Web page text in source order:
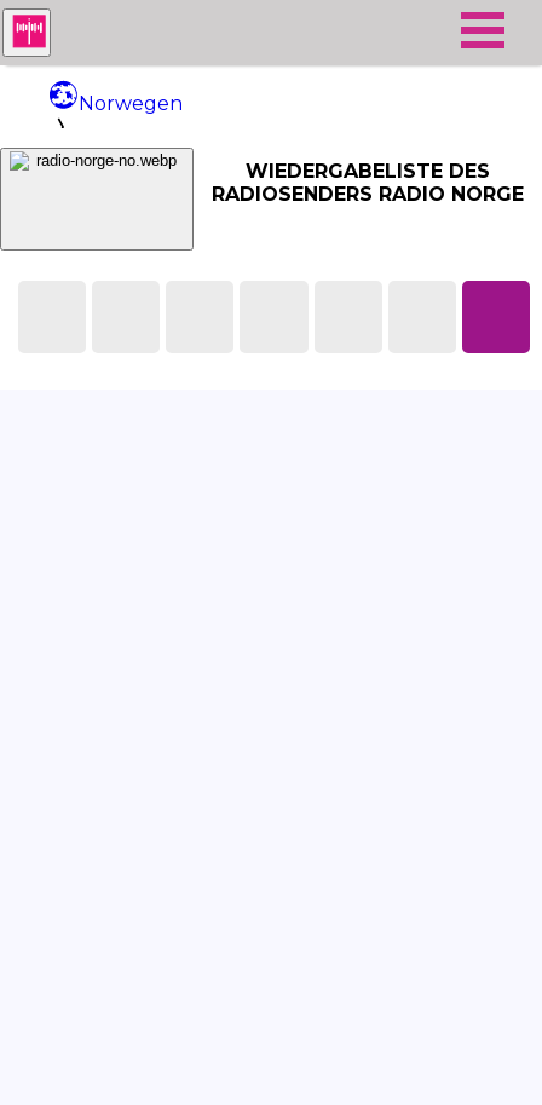
Norwegen
Radio Norge
WIEDERGABELISTE DES
RADIOSENDERS RADIO NORGE